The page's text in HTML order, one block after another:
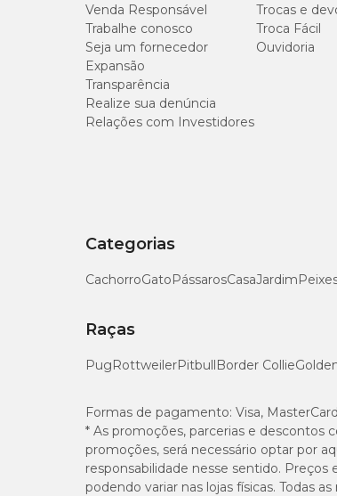
Venda Responsável
Trabalhe conosco
Seja um fornecedor
Expansão
Transparência
Realize sua denúncia
Relações com Investidores
Trocas e
Troca Fácil
Ouvidoria
Categorias
CachorroGatoPássarosCasaJardim
Raças
PugRottweilerPitbullBorder Collie
Formas de pagamento: Visa,
* As promoções, parcerias e descontos
promoções, será necessário optar por
responsabilidade nesse sentido.
podendo variar nas lojas físicas. Todas